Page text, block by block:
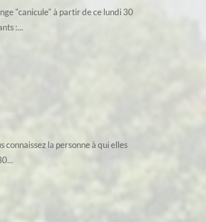
"canicule" à partir de ce lundi 30
:...
connaissez la personne à qui elles